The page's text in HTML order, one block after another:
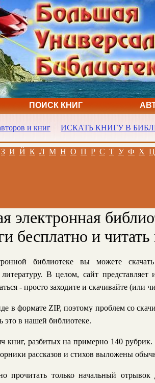
ПОИСК КНИГ
и книг ИСКАТЬ КНИГУ В
З И Й К Л М Н О П Р С Т У Ф Х Ц
электронная
бесплатно и
библиотеке вы можете
В целом, сайт
- просто заходите и скачивайте (или
в формате ZIP, поэтому проблем со
это в нашей библиотеке.
книг, разбитых на примерно 140
рассказов и стихов выложены
только начальный отрывок